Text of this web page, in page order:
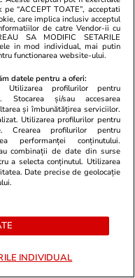
05 aug.
2026 – tradiții
05 aug.
au parte
cu persoane
și ideile lor
pe “ACCEPT TOATE”, acceptati
care implica inclusiv acceptul
de catre Vendor-ii cu
SA MODIFIC SETARILE
in mod individual, mai putin
functionarea website-ului.
datele pentru a oferi:
Utilizarea profilurilor pentru
Stocarea și/sau accesarea
și îmbunătățirea serviciilor.
Utilizarea profilurilor pentru
Crearea profilurilor pentru
performanței conținutului.
combinații de date din surse
a selecta conținutul. Utilizarea
Date precise de geolocație
INDIVIDUAL